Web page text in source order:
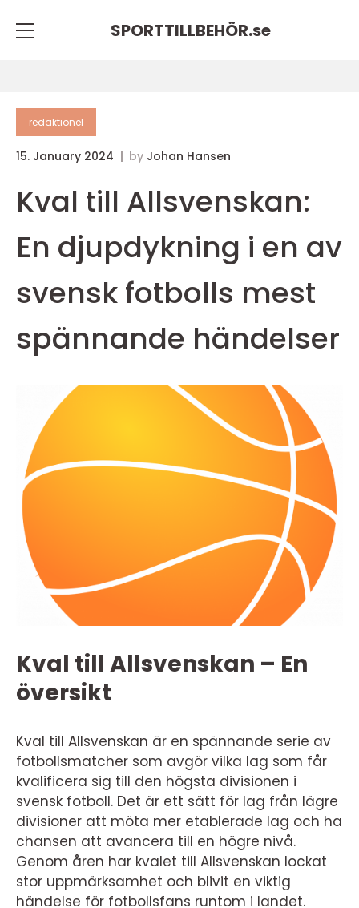
SPORTTILLBEHÖR.se
redaktionel
15. January 2024 by Johan Hansen
Kval till Allsvenskan:
En djupdykning i en av
svensk fotbolls mest
spännande händelser
Kval till Allsvenskan – En
översikt
Kval till Allsvenskan är en spännande serie av
fotbollsmatcher som avgör vilka lag som får
kvalificera sig till den högsta divisionen i
svensk fotboll. Det är ett sätt för lag från lägre
divisioner att möta mer etablerade lag och ha
chansen att avancera till en högre nivå.
Genom åren har kvalet till Allsvenskan lockat
stor uppmärksamhet och blivit en viktig
händelse för fotbollsfans runtom i landet.